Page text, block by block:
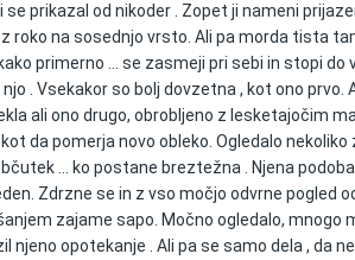
prikazal od nikoder . Zopet ji nameni
roko na sosednjo vrsto. Ali pa morda tista
primerno … se zasmeji pri sebi in stopi
. Vsekakor so bolj dovzetna , kot ono
ali ono drugo, obrobljeno z lesketajočim
da pomerja novo obleko. Ogledalo
… ko postane breztežna . Njena
Zdrzne se in z vso močjo odvrne
zajame sapo. Močno ogledalo,
njeno opotekanje . Ali pa se samo dela , da ne